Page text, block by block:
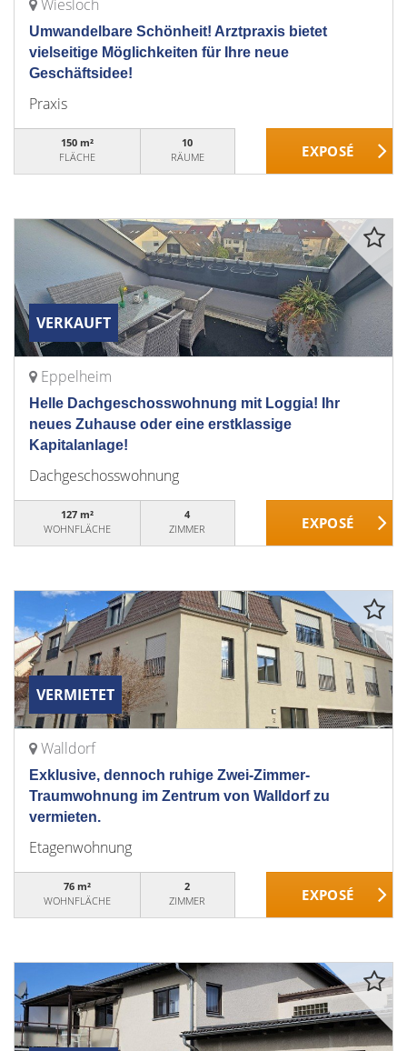
Wiesloch
Umwandelbare Schönheit! Arztpraxis bietet
vielseitige Möglichkeiten für Ihre neue
Geschäftsidee!
Praxis
150 m²
FLÄCHE
10
RÄUME
VERKAUFT
Eppelheim
Helle Dachgeschosswohnung mit Loggia! Ihr
neues Zuhause oder eine erstklassige
Kapitalanlage!
Dachgeschosswohnung
127 m²
WOHNFLÄCHE
4
ZIMMER
VERMIETET
Walldorf
Exklusive, dennoch ruhige Zwei-Zimmer-
Traumwohnung im Zentrum von Walldorf zu
vermieten.
Etagenwohnung
76 m²
WOHNFLÄCHE
2
ZIMMER